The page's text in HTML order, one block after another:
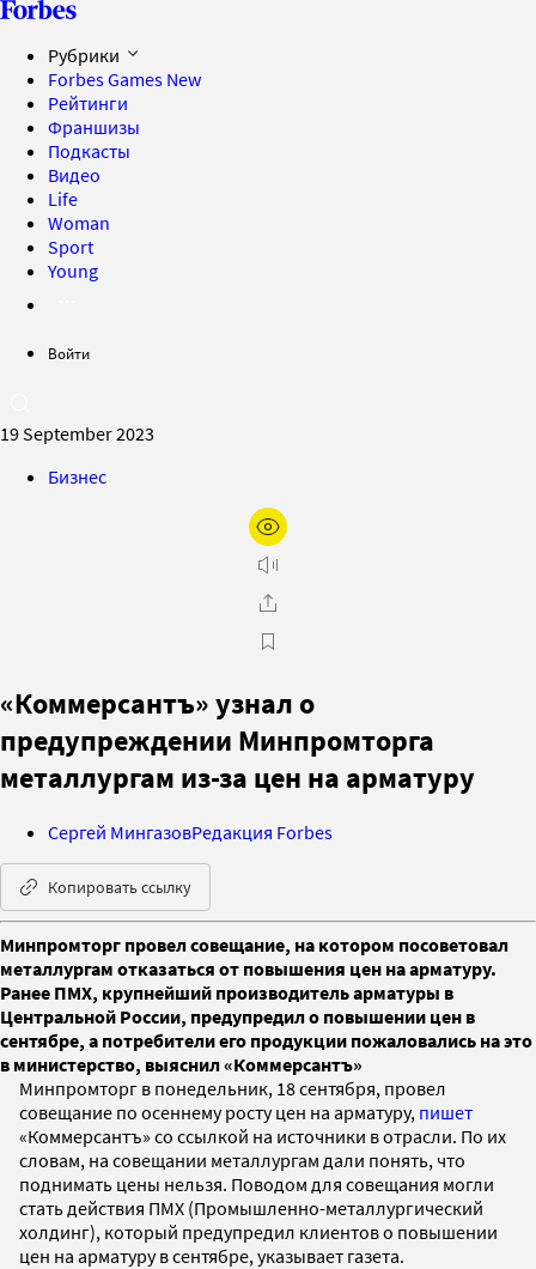
Рубрики
Forbes Games New
Рейтинги
Франшизы
Подкасты
Видео
Life
Woman
Sport
Young
Войти
19 September 2023
Бизнес
«Коммерсантъ» узнал о
предупреждении Минпромторга
металлургам из-за цен на арматуру
Сергей МингазовРедакция Forbes
Копировать ссылку
Минпромторг провел совещание, на котором посоветовал
металлургам отказаться от повышения цен на арматуру.
Ранее ПМХ, крупнейший производитель арматуры в
Центральной России, предупредил о повышении цен в
сентябре, а потребители его продукции пожаловались на это
в министерство, выяснил «Коммерсантъ»
Минпромторг в понедельник, 18 сентября, провел
совещание по осеннему росту цен на арматуру, пишет
«Коммерсантъ» со ссылкой на источники в отрасли. По их
словам, на совещании металлургам дали понять, что
поднимать цены нельзя. Поводом для совещания могли
стать действия ПМХ (Промышленно-металлургический
холдинг), который предупредил клиентов о повышении
цен на арматуру в сентябре, указывает газета.